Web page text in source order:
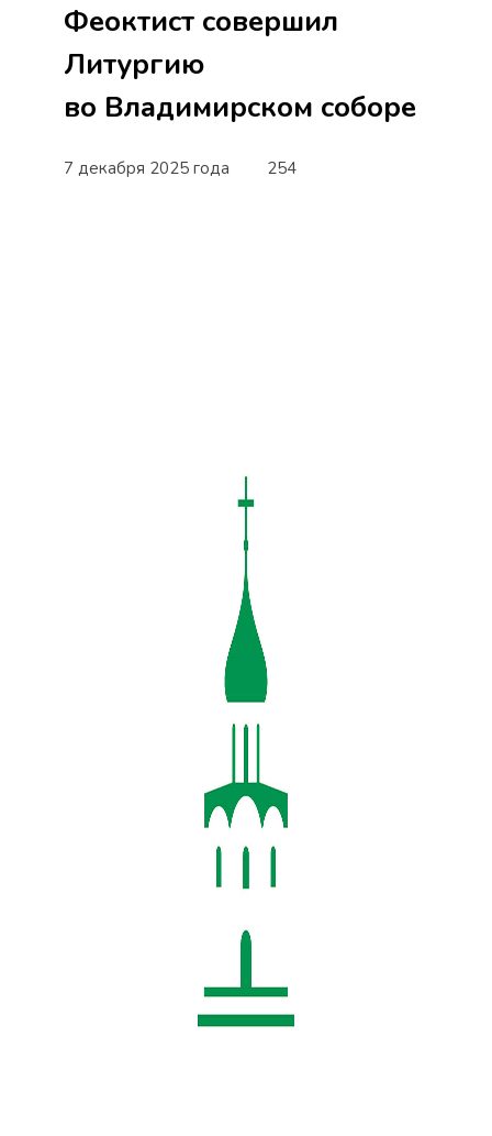
Феоктист совершил
Литургию
во Владимирском соборе
7 декабря 2025 года 254